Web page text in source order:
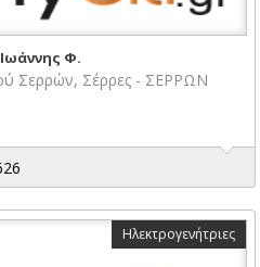
Φ.
Σερρών, Σέρρες - ΣΕΡΡΩΝ
Ηλεκτρογενήτριες